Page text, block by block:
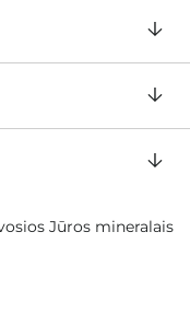
Jūros mineralais